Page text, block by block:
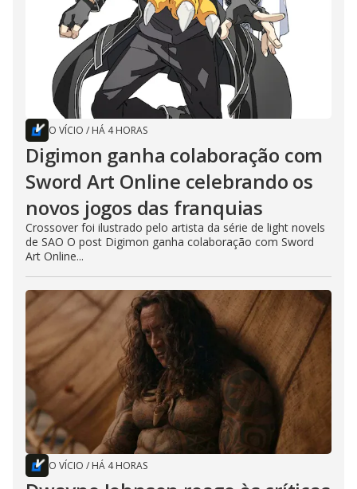
O VÍCIO / HÁ 4 HORAS
Digimon ganha colaboração com
Sword Art Online celebrando os
novos jogos das franquias
Crossover foi ilustrado pelo artista da série de light novels
de SAO O post Digimon ganha colaboração com Sword
Art Online...
O VÍCIO / HÁ 4 HORAS